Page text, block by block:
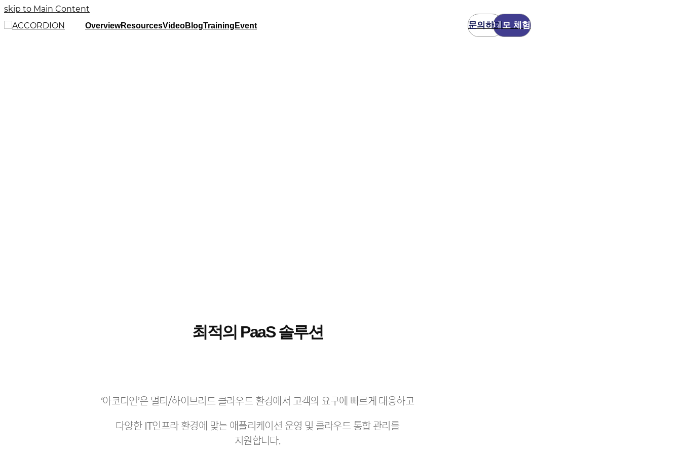
skip to Main Content
OverviewResourcesVideoBlogTraining Event 문의하기데모 체험
최적의 PaaS 솔루션
‘아코디언’은 멀티/하이브리드 클라우드 환경에서 고객의 요구에 빠르게 대응하고
다양한 IT인프라 환경에 맞는 애플리케이션 운영 및 클라우드 통합 관리를
지원합니다.